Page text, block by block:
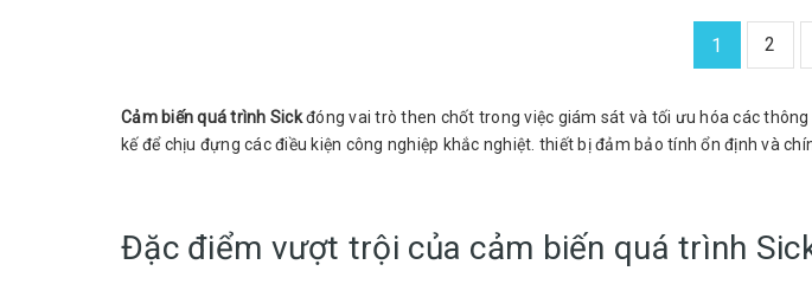
1 2
Cảm biến quá trình Sickđóng vai trò then chốt trong việc giám sát và tối ưu hóa các
kế để chịu đựng các điều kiện công nghiệp khắc nghiệt. thiết bị đảm bảo tính ổn định và
Đặc điểm vượt trội của cảm biến quá trình